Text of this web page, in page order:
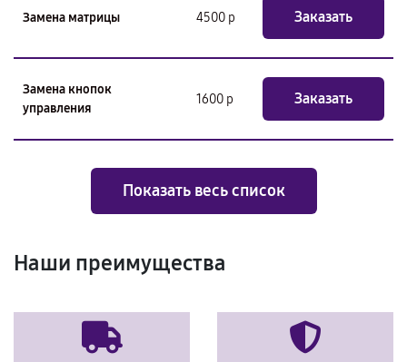
Замена матрицы 4500 р Заказать
Замена кнопок
управления
1600 р Заказать
Показать весь список
Наши преимущества